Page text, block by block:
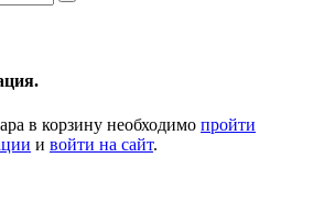
в корзину необходимо пройти
и войти на сайт.